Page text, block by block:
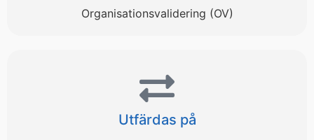
Organisationsvalidering (OV)
Utfärdas på